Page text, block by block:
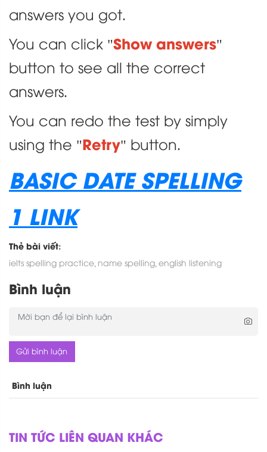
answers you got.
You can click "Show answers"
button to see all the correct
answers.
You can redo the test by simply
using the "Retry" button.
BASIC DATE SPELLING
1 LINK
Thẻ bài viết:
ielts spelling practice, name spelling, english listening
Bình luận
Gửi bình luận
Bình luận
TIN TỨC LIÊN QUAN KHÁC